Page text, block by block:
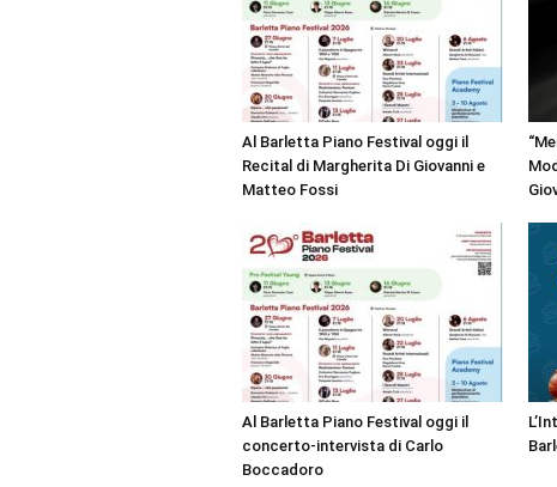
Al Barletta Piano Festival oggi il
Recital di Margherita Di Giovanni e
Matteo Fossi
Al Barletta Piano Festival oggi il
concerto-intervista di Carlo
Boccadoro